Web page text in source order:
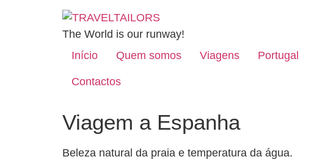
The World is our runway!
Início
Quem somos Viagens Portugal
Contactos
Viagem a Espanha
Beleza natural da praia e temperatura da água.